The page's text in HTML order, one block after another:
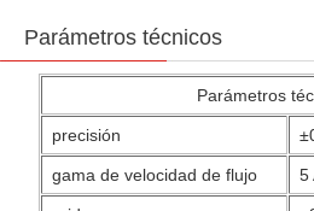
Parámetros técnicos
Parámetros
precisión
gama de velocidad de flujo 5